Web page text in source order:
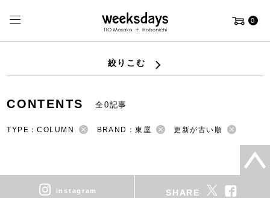
0
絞りこむ
CONTENTS 全0記事
TYPE：COLUMN BRAND：東屋 更新が古い順
instagram SHARE